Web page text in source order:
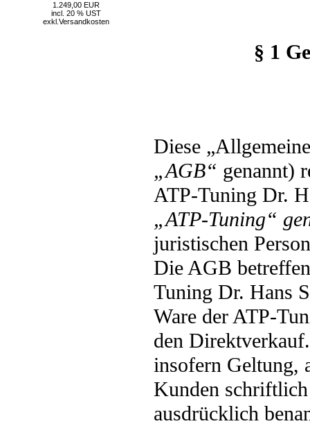
1.249,00 EUR
incl. 20 % UST
exkl. Versandkosten
§ 1
Diese
„AGB“ genannt)
ATP-Tuning Dr.
„ATP-Tuning“
juristischen
Die AGB
Tuning Dr. Hans
Ware der ATP-
den
insofern Geltung,
Kunden
ausdrücklich